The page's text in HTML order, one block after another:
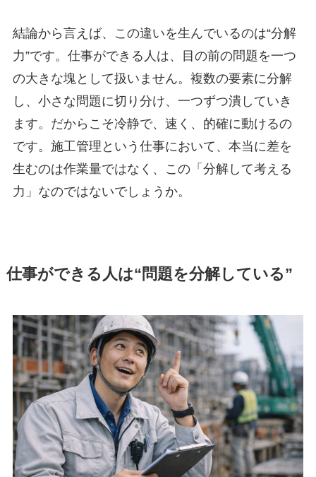
結論から言えば、この違いを生んでいるのは“分解
力”です。仕事ができる人は、目の前の問題を一つ
の大きな塊として扱いません。複数の要素に分解
し、小さな問題に切り分け、一つずつ潰していき
ます。だからこそ冷静で、速く、的確に動けるの
です。施工管理という仕事において、本当に差を
生むのは作業量ではなく、この「分解して考える
力」なのではないでしょうか。
仕事ができる人は“問題を分解している”